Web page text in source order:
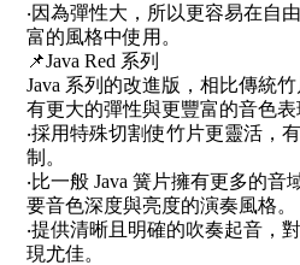
‧因為彈性大，所以更容易在自
富的風格中使用。
📌Java Red 系列
Java 系列的改進版，相比傳統
有更大的彈性與更豐富的音色表
‧採用特殊切割使竹片更靈活，
制。
‧比一般 Java 簧片擁有更多的
要音色深度與亮度的演奏風格。
‧提供清晰且明確的吹奏起音，
現尤佳。